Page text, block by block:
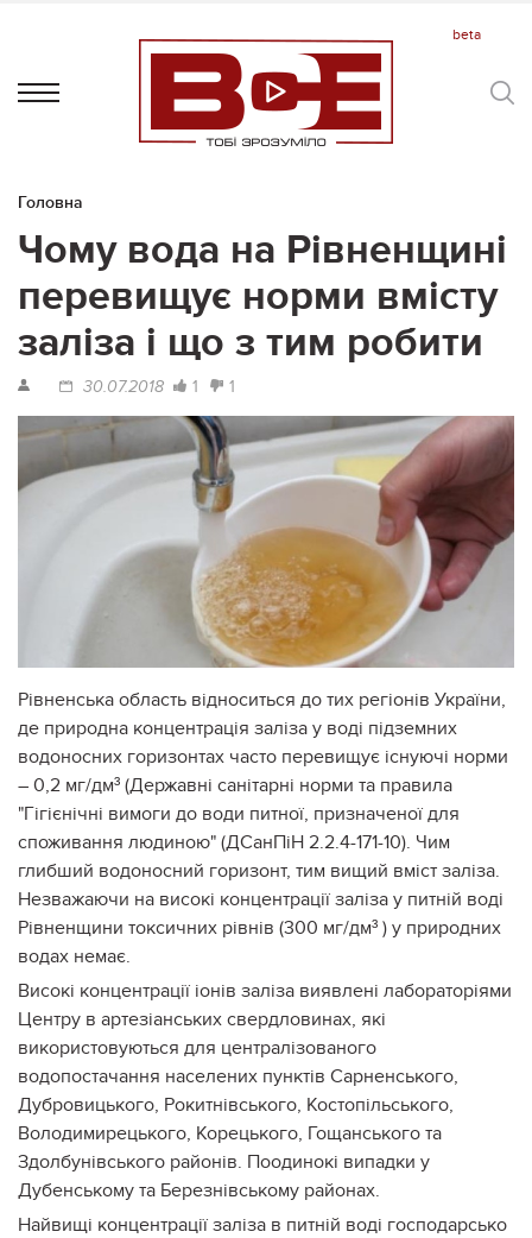
Головна
Чому вода на Рівненщині
перевищує норми вмісту
заліза і що з тим робити
30.07.2018 1 1
Рівненська область відноситься до тих регіонів України,
де природна концентрація заліза у воді підземних
водоносних горизонтах часто перевищує існуючі норми
– 0,2 мг/дм³ (Державні санітарні норми та правила
"Гігієнічні вимоги до води питної, призначеної для
споживання людиною" (ДСанПіН 2.2.4-171-10). Чим
глибший водоносний горизонт, тим вищий вміст заліза.
Незважаючи на високі концентрації заліза у питній воді
Рівненщини токсичних рівнів (300 мг/дм³ ) у природних
водах немає.
Високі концентрації іонів заліза виявлені лабораторіями
Центру в артезіанських свердловинах, які
використовуються для централізованого
водопостачання населених пунктів Сарненського,
Дубровицького, Рокитнівського, Костопільського,
Володимирецького, Корецького, Гощанського та
Здолбунівського районів. Поодинокі випадки у
Дубенському та Березнівському районах.
Найвищі концентрації заліза в питній воді господарсько